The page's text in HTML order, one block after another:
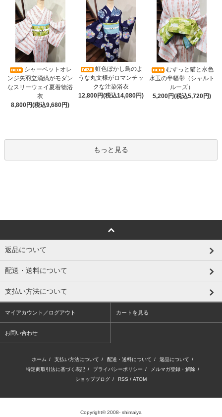
シャーベットオレ
ンジ矢羽立涌縞がモダン
なスリーウェイ夏着物浴
衣
8,800円(税込9,680円)
虹色ぼかし鳥のよ
うな丸文様がロマンチッ
クな注染浴衣
12,800円(税込14,080円)
むすっと猫と水色
水玉の半幅帯（シャルト
ルーズ）
5,200円(税込5,720円)
もっと見る
返品について
配送・送料について
支払い方法について
マイアカウント／ログアウト カートを見る
お問い合わせ
ホーム / 支払い方法について / 配送・送料について / 返品について /
特定商取引法に基づく表記 / プライバシーポリシー / メルマガ登録・解除 /
ショップブログ / RSS / ATOM
Copyright© 2008- shimaiya